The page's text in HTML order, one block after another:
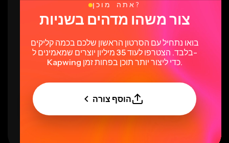
אתה מוכן?
צור משהו מדהים בשניות
בואו נתחיל עם הסרטון הראשון שלכם בכמה קליקים
בלבד. הצטרפו לעוד 35 מיליון יוצרים שמאמינים ל-
Kapwing כדי ליצור יותר תוכן בפחות זמן.
הוסף צורה